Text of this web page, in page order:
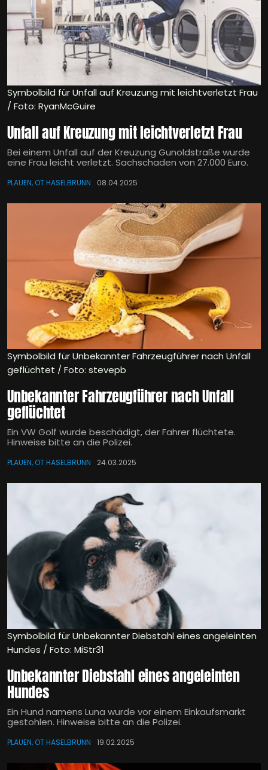
Symbolbild für Unfall auf Kreuzung mit leichtverletzt Frau
/ Foto: RyanMcGuire
Unfall auf Kreuzung mit leichtverletzt Frau
Bei einem Unfall auf der Kreuzung Gunoldstraße wurde
eine Frau leicht verletzt. Sachschaden von 27.000 Euro.
PLAUEN, OT HASELBRUNN 08.04.2025
Symbolbild für Unbekannter Fahrzeugführer nach Unfall
geflüchtet / Foto: stevepb
Unbekannter Fahrzeugführer nach Unfall
geflüchtet
Ein VW Golf wurde beschädigt, der Fahrer flüchtete.
Hinweise bitte an die Polizei.
PLAUEN, OT HASELBRUNN 24.03.2025
Symbolbild für Unbekannter Diebstahl eines angeleinten
Hundes / Foto: MiStr31
Unbekannter Diebstahl eines angeleinten
Hundes
Ein Hund namens Luna wurde vor einem Einkaufsmarkt
gestohlen. Hinweise bitte an die Polizei.
PLAUEN, OT HASELBRUNN 19.02.2025